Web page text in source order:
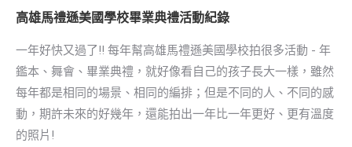
高雄馬禮遜美國學校畢業典禮活動紀錄
一年好快又過了!! 每年幫高雄馬禮遜美國學校拍很多活動 - 年
鑑本、舞會、畢業典禮，就好像看自己的孩子長大一樣，雖然
每年都是相同的場景、相同的編排；但是不同的人、不同的感
動，期許未來的好幾年，還能拍出一年比一年更好、更有溫度
的照片!